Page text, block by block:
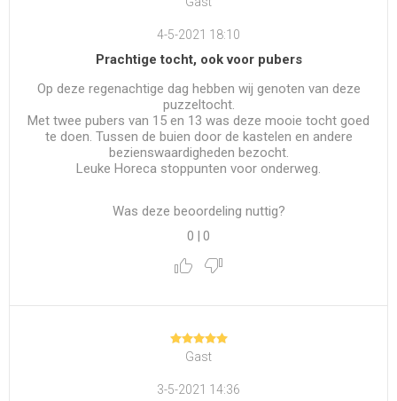
4-5-2021 18:10
Prachtige tocht, ook voor pubers
Op deze regenachtige dag hebben wij genoten van deze
puzzeltocht.
Met twee pubers van 15 en 13 was deze mooie tocht goed
te doen. Tussen de buien door de kastelen en andere
bezienswaardigheden bezocht.
Leuke Horeca stoppunten voor onderweg.
Was deze beoordeling nuttig?
0 | 0
Gast
3-5-2021 14:36